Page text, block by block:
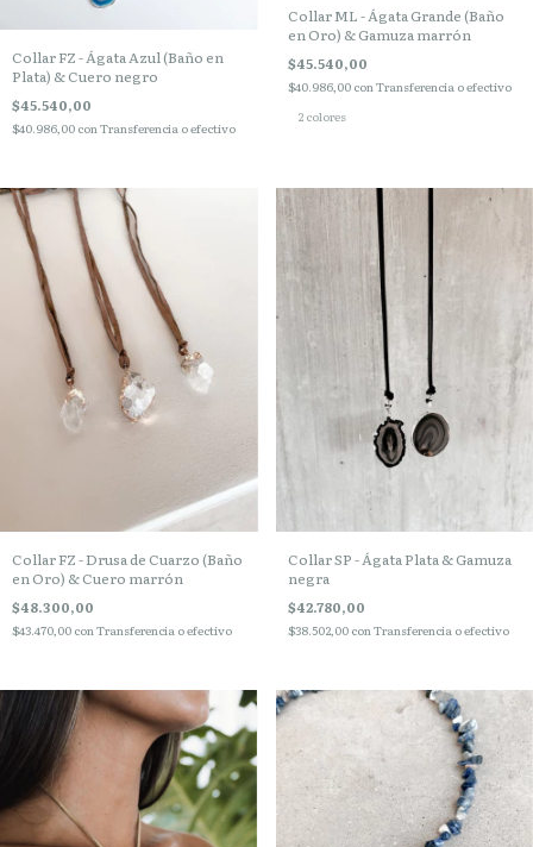
Collar FZ - Ágata Azul (Baño en
Plata) & Cuero negro
$45.540,00
$40.986,00 conTransferencia o efectivo
Collar ML - Ágata Grande (Baño
en Oro) & Gamuza marrón
$45.540,00
$40.986,00 con Transferencia o efectivo
2 colores
Collar FZ - Drusa de Cuarzo (Baño
en Oro) & Cuero marrón
$48.300,00
$43.470,00 con Transferencia o efectivo
Collar SP - Ágata Plata & Gamuza
negra
$42.780,00
$38.502,00 con Transferencia o efectivo